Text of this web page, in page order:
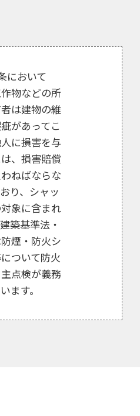
において
物などの所
は建物の維
があってこ
に損害を与
、損害賠償
ねばならな
り、シャッ
象に含まれ
築基準法・
煙・防火シ
ついて防火
点検が義務
ます。